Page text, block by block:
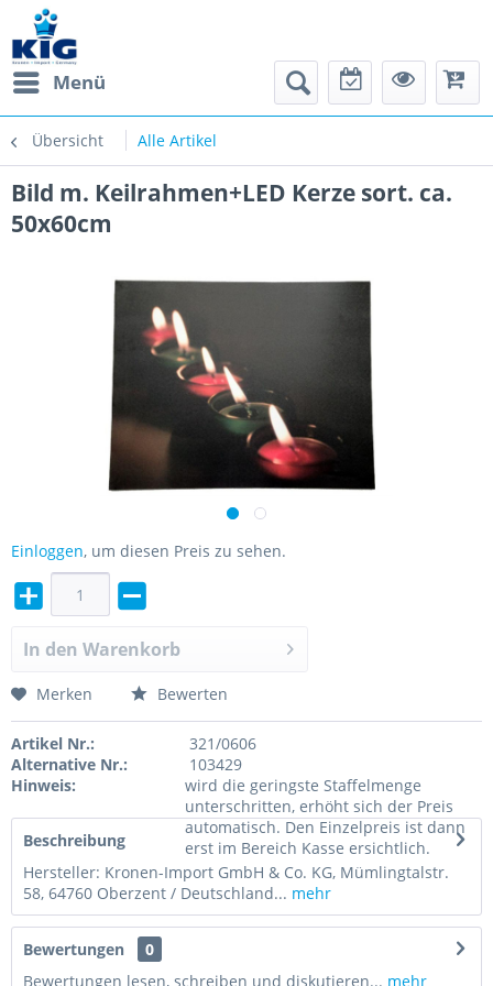
Menü
Übersicht Alle Artikel
Bild m. Keilrahmen+LED Kerze sort. ca.
50x60cm
Einloggen, um diesen Preis zu sehen.
In den Warenkorb
Merken Bewerten
Artikel Nr.:
321/0606
Alternative Nr.:
103429
Hinweis:
wird die geringste Staffelmenge
unterschritten, erhöht sich der Preis
automatisch. Den Einzelpreis ist dann
erst im Bereich Kasse ersichtlich.
Beschreibung
Hersteller: Kronen-Import GmbH & Co. KG, Mümlingtalstr.
58, 64760 Oberzent / Deutschland... mehr
Bewertungen
0
Bewertungen lesen, schreiben und diskutieren... mehr